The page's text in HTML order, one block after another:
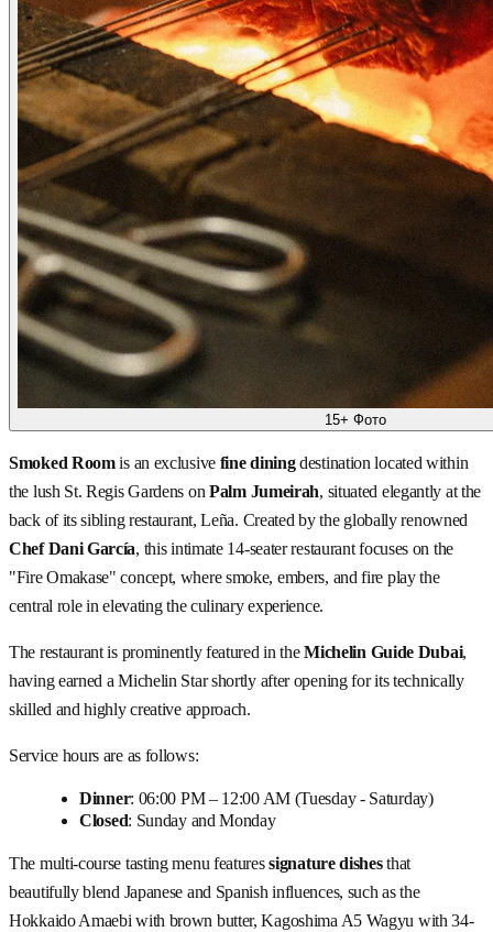
15+ Фото
Smoked Roomis an exclusive fine diningdestination located within
the lush St. Regis Gardens on Palm Jumeirah, situated elegantly at the
back of its sibling restaurant, Leña. Created by the globally renowned
Chef Dani García, this intimate 14-seater restaurant focuses on the
"Fire Omakase" concept, where smoke, embers, and fire play the
central role in elevating the culinary experience.
The restaurant is prominently featured in theMichelin Guide Dubai,
having earned a Michelin Star shortly after opening for its technically
skilled and highly creative approach.
Service hours are as follows:
Dinner: 06:00 PM – 12:00 AM (Tuesday - Saturday)
Closed: Sunday and Monday
The multi-course tasting menu featuressignature dishesthat
beautifully blend Japanese and Spanish influences, such as the
Hokkaido Amaebi with brown butter, Kagoshima A5 Wagyu with 34-